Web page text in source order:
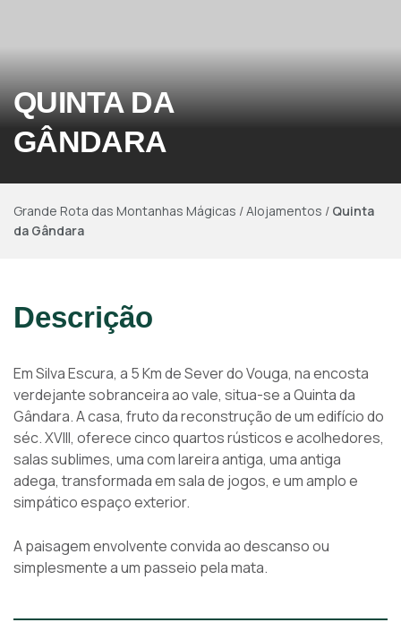
QUINTA DA
GÂNDARA
Grande Rota das Montanhas Mágicas /Alojamentos / Quinta
da Gândara
Descrição
Em Silva Escura, a 5 Km de Sever do Vouga, na encosta
verdejante sobranceira ao vale, situa-se a Quinta da
Gândara. A casa, fruto da reconstrução de um edifício do
séc. XVIII, oferece cinco quartos rústicos e acolhedores,
salas sublimes, uma com lareira antiga, uma antiga
adega, transformada em sala de jogos, e um amplo e
simpático espaço exterior.
A paisagem envolvente convida ao descanso ou
simplesmente a um passeio pela mata.